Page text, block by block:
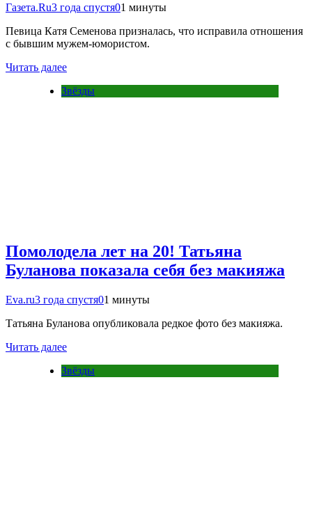
Газета.Ru3 года спустя01 минуты
Певица Катя Семенова призналась, что исправила отношения
с бывшим мужем-юмористом.
Читать далее
Звёзды
Помолодела лет на 20! Татьяна
Буланова показала себя без макияжа
Eva.ru3 года спустя01 минуты
Татьяна Буланова опубликовала редкое фото без макияжа.
Читать далее
Звёзды